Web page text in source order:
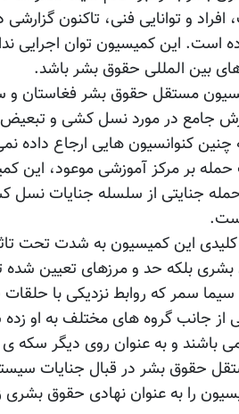
افراد و توانایی فنی، تاکنون
است. این کمیسیون توان اجرایی
بین المللی حقوق بشر باشد.
مستقل حقوق بشر فغاستان و
جامع در مورد نسل کشی و تبعیض
چنین کنوانسیون هایی ارجاع داده
بر مرکز آموزشی موعود، این
جنایتی از سلسله جنایات
این کمیسیون به شدت تحت
بلکه حد و مرزهای تعیین شده
سمر که روابط نزدیکی با
جانب گروه های مختلف به او زده
می باشند و به عنوان روی دیگر سکه ی
حقوق بشر در قبال جنایات
را به عنوان نهادی حقوق بشری